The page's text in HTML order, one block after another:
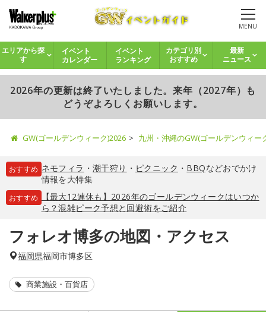
MENU
エリアから探
す
イベント
カレンダー
イベント
ランキング
カテゴリ別
おすすめ
最新
ニュース
2026年の更新は終了いたしました。来年（2027年）も
どうぞよろしくお願いします。
GW(ゴールデンウィーク)2026 九州・沖縄のGW(ゴールデンウィ
おすすめ ネモフィラ ・ 潮干狩り ・ ピクニック ・ BBQなどおでかけ
情報を大特集
おすすめ
【最大12連休も】2026年のゴールデンウィークはいつか
ら？混雑ピーク予想と回避術をご紹介
フォレオ博多の地図・アクセス
福岡県福岡市博多区
商業施設・百貨店